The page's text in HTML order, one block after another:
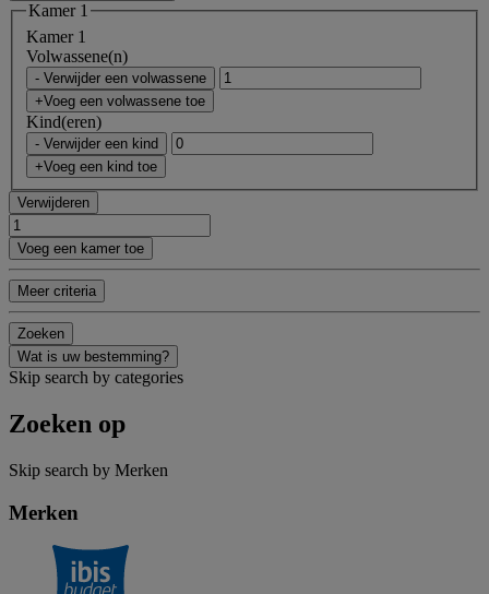
Kamer 1
Kamer 1
Volwassene(n)
- Verwijder een volwassene
+Voeg een volwassene toe
Kind(eren)
- Verwijder een kind
+Voeg een kind toe
Verwijderen
Voeg een kamer toe
Meer criteria
Zoeken
Wat is uw bestemming?
Skip search by categories
Zoeken op
Skip search by Merken
Merken